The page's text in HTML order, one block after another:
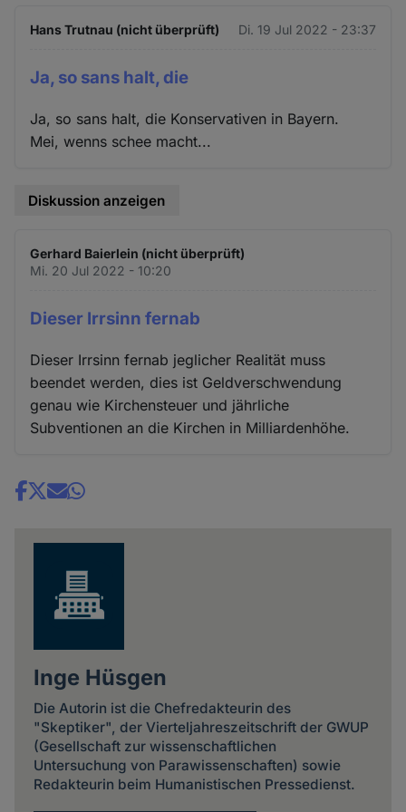
Hans Trutnau (nicht überprüft) Di. 19 Jul 2022 - 23:37
Ja, so sans halt, die
Ja, so sans halt, die Konservativen in Bayern.
Mei, wenns schee macht...
Diskussion anzeigen
Gerhard Baierlein (nicht überprüft)
Mi. 20 Jul 2022 - 10:20
Dieser Irrsinn fernab
Dieser Irrsinn fernab jeglicher Realität muss
beendet werden, dies ist Geldverschwendung
genau wie Kirchensteuer und jährliche
Subventionen an die Kirchen in Milliardenhöhe.
Share
Inge Hüsgen
Die Autorin ist die Chefredakteurin des
"Skeptiker", der Vierteljahreszeitschrift der GWUP
(Gesellschaft zur wissenschaftlichen
Untersuchung von Parawissenschaften) sowie
Redakteurin beim Humanistischen Pressedienst.